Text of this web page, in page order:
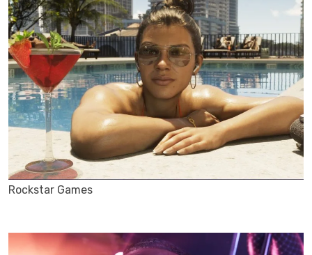
Rockstar Games